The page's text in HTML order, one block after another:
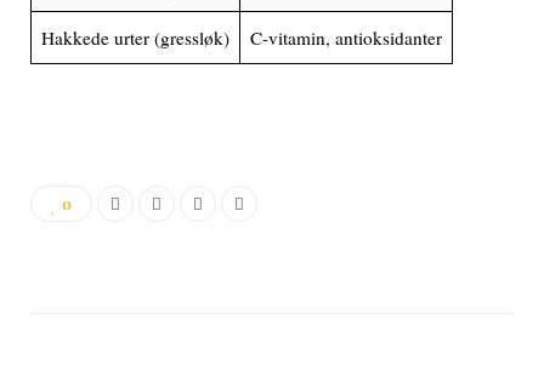
Hakkede urter (gressløk) C-vitamin, antioksidanter
0